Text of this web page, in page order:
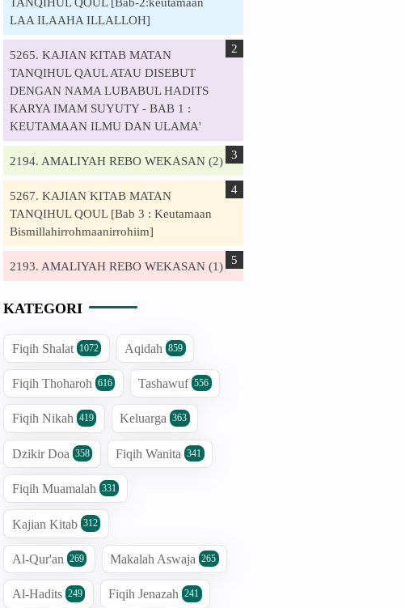
LAA ILAAHA ILLALLOH]
5265. KAJIAN KITAB MATAN
TANQIHUL QAUL ATAU DISEBUT
DENGAN NAMA LUBABUL HADITS
KARYA IMAM SUYUTY - BAB 1 :
KEUTAMAAN ILMU DAN ULAMA'
2194. AMALIYAH REBO WEKASAN (2)
5267. KAJIAN KITAB MATAN
TANQIHUL QOUL [Bab 3 : Keutamaan
Bismillahirrohmaanirrohiim]
2193. AMALIYAH REBO WEKASAN (1)
KATEGORI
Fiqih Shalat 1072 Aqidah 859
Fiqih Thoharoh 616 Tashawuf 556
Fiqih Nikah 419 Keluarga 363
Dzikir Doa 358 Fiqih Wanita 341
Fiqih Muamalah 331
Kajian Kitab 312
Al-Qur'an 269 Makalah Aswaja 265
Al-Hadits 249 Fiqih Jenazah 241